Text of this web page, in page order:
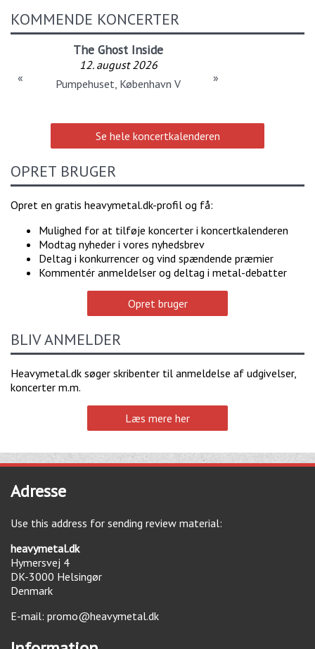
KOMMENDE KONCERTER
The Ghost Inside
12. august 2026
Pumpehuset, København V
« »
Se hele koncertkalenderen
OPRET BRUGER
Opret en gratis heavymetal.dk-profil og få:
Mulighed for at tilføje koncerter i koncertkalenderen
Modtag nyheder i vores nyhedsbrev
Deltag i konkurrencer og vind spændende præmier
Kommentér anmeldelser og deltag i metal-debatter
Opret bruger
BLIV ANMELDER
Heavymetal.dk søger skribenter til anmeldelse af udgivelser,
koncerter m.m.
Læs mere her
Adresse
Use this address for sending review material:
heavymetal.dk
Hymersvej 4
DK-3000 Helsingør
Denmark
E-mail: promo@heavymetal.dk